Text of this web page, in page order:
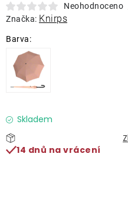
Doplňky
Kolekce
Prodávané značky
Neohodnoceno
Značka: Knirps
Skladem
14 dnů na vrácení